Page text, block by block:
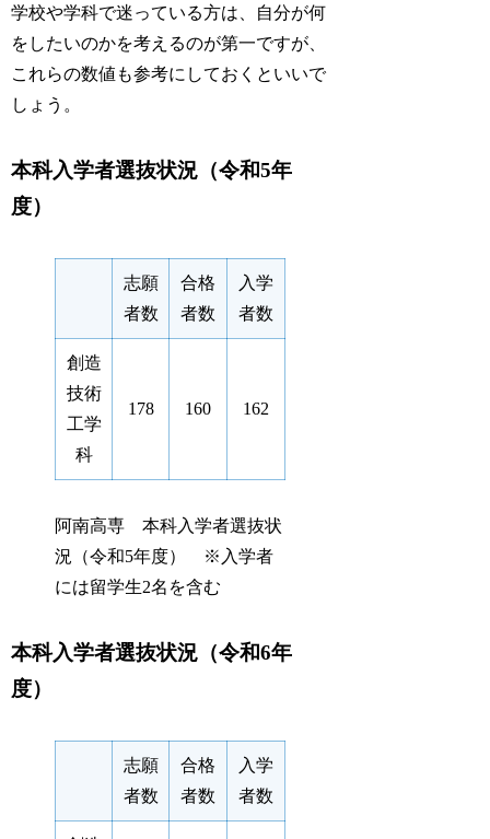
学校や学科で迷っている方は、自分が何
をしたいのかを考えるのが第一ですが、
これらの数値も参考にしておくといいで
しょう。
本科入学者選抜状況（令和5年
度）
志願
者数
合格
者数
入学
者数
創造
技術
工学
科
178 160 162
阿南高専 本科入学者選抜状
況（令和5年度） ※入学者
には留学生2名を含む
本科入学者選抜状況（令和6年
度）
志願
者数
合格
者数
入学
者数